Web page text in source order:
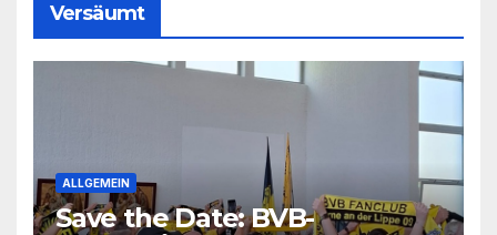
Versäumt
ALLGEMEIN
Save the Date: BVB-